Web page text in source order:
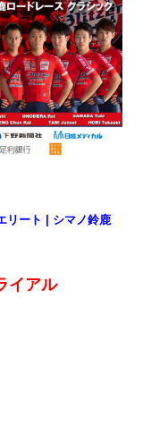
リート | シマノ鈴鹿
イアル